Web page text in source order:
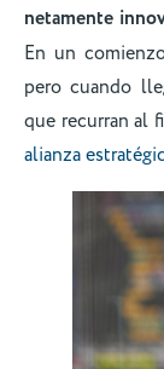
netamente
En un
pero cuando
que recurran al
alianza